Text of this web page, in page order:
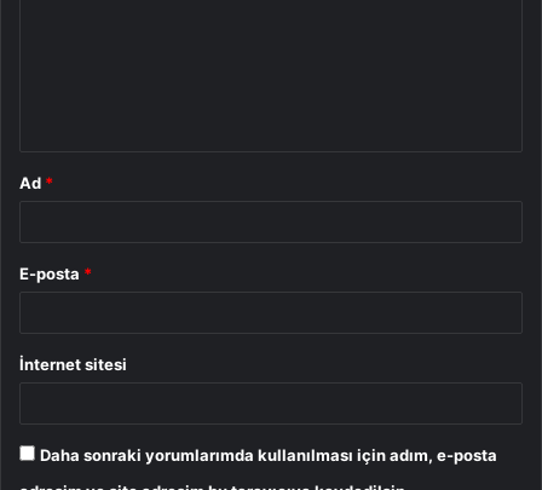
Ad *
E-posta *
İnternet sitesi
Daha sonraki yorumlarımda kullanılması için adım, e-posta